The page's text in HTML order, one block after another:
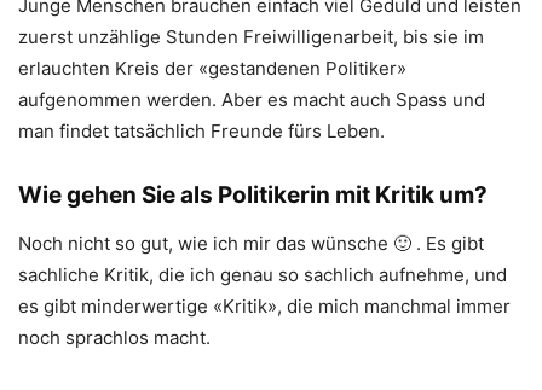
Junge Menschen brauchen einfach viel Geduld und leisten
zuerst unzählige Stunden Freiwilligenarbeit, bis sie im
erlauchten Kreis der «gestandenen Politiker»
aufgenommen werden. Aber es macht auch Spass und
man findet tatsächlich Freunde fürs Leben.
Wie gehen Sie als Politikerin mit Kritik um?
Noch nicht so gut, wie ich mir das wünsche 🙂 . Es gibt
sachliche Kritik, die ich genau so sachlich aufnehme, und
es gibt minderwertige «Kritik», die mich manchmal immer
noch sprachlos macht.